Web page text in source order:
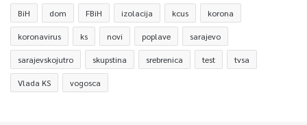
BiH dom FBiH izolacija kcus korona
koronavirus ks novi poplave sarajevo
sarajevskojutro skupstina srebrenica test tvsa
Vlada KS vogosca